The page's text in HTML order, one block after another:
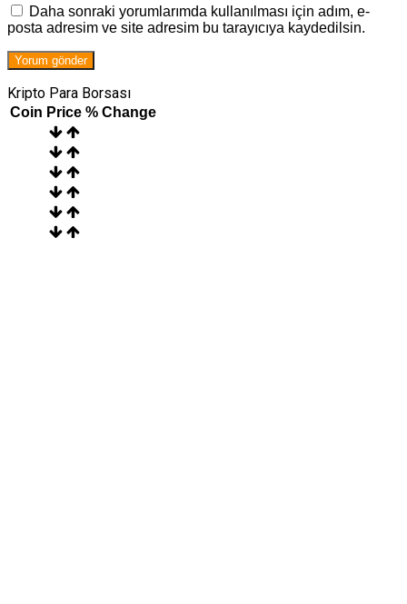
Daha sonraki yorumlarımda kullanılması için adım, e-
posta adresim ve site adresim bu tarayıcıya kaydedilsin.
Kripto Para Borsası
Coin Price % Change